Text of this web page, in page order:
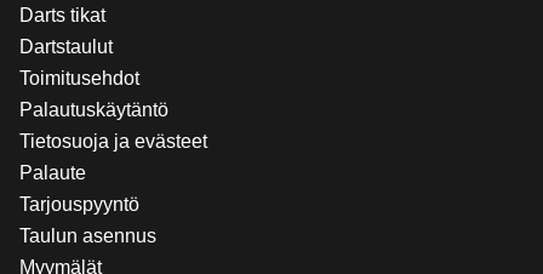
Darts tikat
Dartstaulut
Toimitusehdot
Palautuskäytäntö
Tietosuoja ja evästeet
Palaute
Tarjouspyyntö
Taulun asennus
Myymälät